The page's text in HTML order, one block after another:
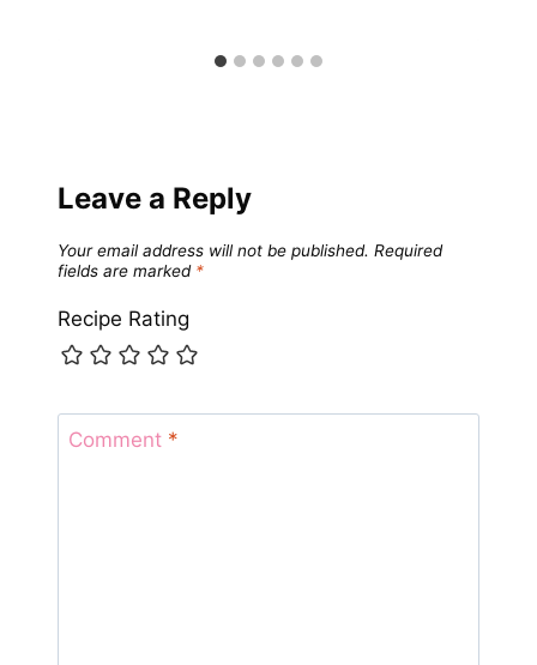
Leave a Reply
Your email address will not be published. Required
fields are marked *
Recipe Rating
Comment *